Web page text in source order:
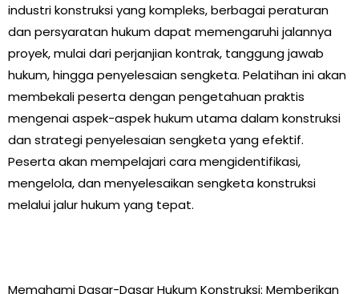
industri konstruksi yang kompleks, berbagai peraturan
dan persyaratan hukum dapat memengaruhi jalannya
proyek, mulai dari perjanjian kontrak, tanggung jawab
hukum, hingga penyelesaian sengketa. Pelatihan ini akan
membekali peserta dengan pengetahuan praktis
mengenai aspek-aspek hukum utama dalam konstruksi
dan strategi penyelesaian sengketa yang efektif.
Peserta akan mempelajari cara mengidentifikasi,
mengelola, dan menyelesaikan sengketa konstruksi
melalui jalur hukum yang tepat.
Memahami Dasar-Dasar Hukum Konstruksi: Memberikan